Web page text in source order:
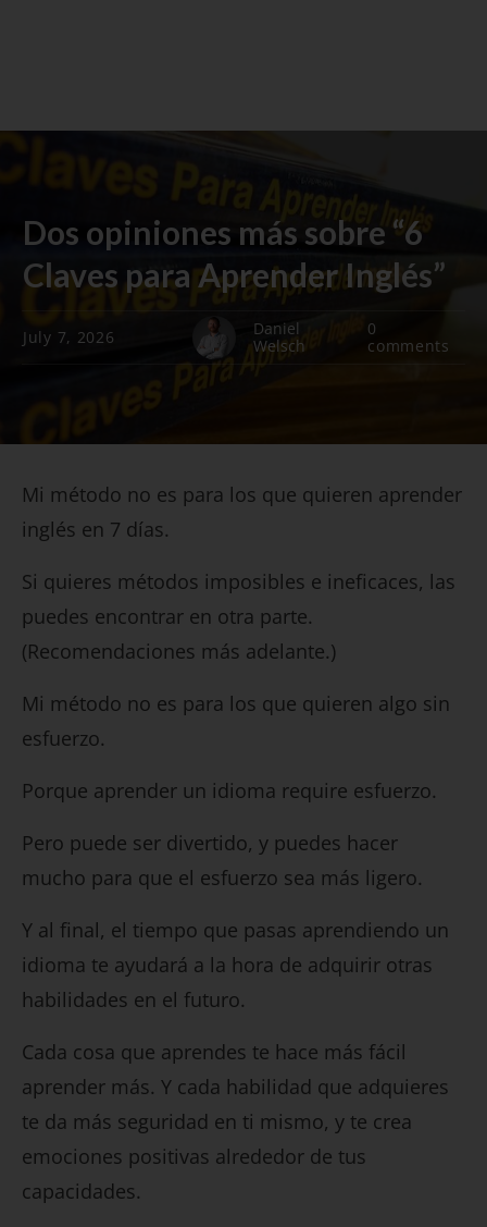
Dos opiniones más sobre “6
Claves para Aprender Inglés”
July 7, 2026
Daniel
Welsch
0
comments
Mi método no es para los que quieren aprender
inglés en 7 días.
Si quieres métodos imposibles e ineficaces, las
puedes encontrar en otra parte.
(Recomendaciones más adelante.)
Mi método no es para los que quieren algo sin
esfuerzo.
Porque aprender un idioma require esfuerzo.
Pero puede ser divertido, y puedes hacer
mucho para que el esfuerzo sea más ligero.
Y al final, el tiempo que pasas aprendiendo un
idioma te ayudará a la hora de adquirir otras
habilidades en el futuro.
Cada cosa que aprendes te hace más fácil
aprender más. Y cada habilidad que adquieres
te da más seguridad en ti mismo, y te crea
emociones positivas alrededor de tus
capacidades.